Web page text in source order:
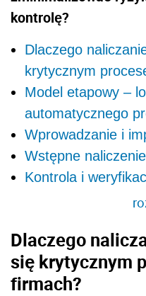
kontrolę?
Dlaczego
krytycznym
Model etapowy –
automatycznego
Wprowadzanie i
Wstępne
Kontrola i
Dlaczego
się krytycznym
firmach?